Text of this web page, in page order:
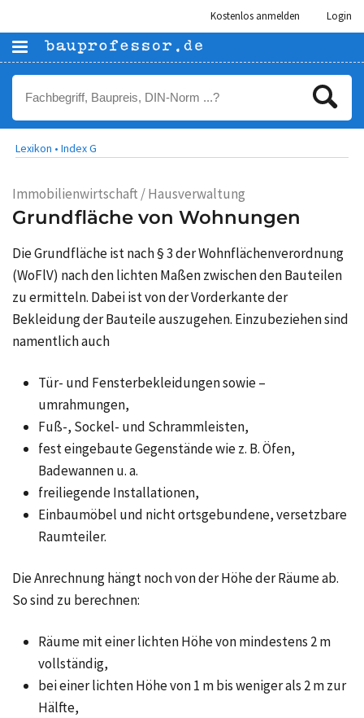
Kostenlos anmelden Login
Lexikon • Index G
Immobilienwirtschaft / Hausverwaltung
Grundfläche von Wohnungen
Die Grundfläche ist nach § 3 der Wohnflächenverordnung
(WoFlV) nach den lichten Maßen zwischen den Bauteilen
zu ermitteln. Dabei ist von der Vorderkante der
Bekleidung der Bauteile auszugehen. Einzubeziehen sind
namentlich auch
Tür- und Fensterbekleidungen sowie –
umrahmungen,
Fuß-, Sockel- und Schrammleisten,
fest eingebaute Gegenstände wie z. B. Öfen,
Badewannen u. a.
freiliegende Installationen,
Einbaumöbel und nicht ortsgebundene, versetzbare
Raumteiler.
Die Anrechnung hängt noch von der Höhe der Räume ab.
So sind zu berechnen:
Räume mit einer lichten Höhe von mindestens 2 m
vollständig,
bei einer lichten Höhe von 1 m bis weniger als 2 m zur
Hälfte,